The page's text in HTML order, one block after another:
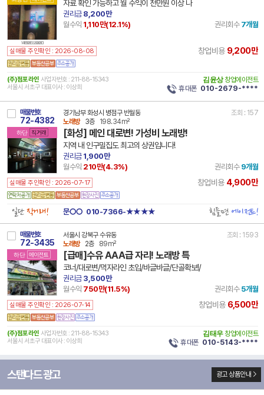
14 11650 8163 260808 101
자료 확인 가능하고 월 수익이 천만원 이상 나
권리금8,200만
월수익 1,110만(12.1%) 권리회수 7개월
실매물 주인확인 : 2026-08-08 창업비용 9,200만
(주)점포라인 사업자번호 : 211-88-15343
서울시 서초구 대표이사 : 이상희
김윤상 창업에이전트
휴대폰 010-2679-****
매물번호
72-4382
하단 직거래
경기남부 화성시 병점구 반월동
조회 : 157
노래방
3층 198.34m²
[화성] 메인 대로변! 가성비 노래방!
지역 내 인구밀집도 최고의 상권입니다!
권리금1,900만
월수익 210만(4.3%) 권리회수 9개월
실매물 주인확인 : 2026-07-17 창업비용 4,900만
일단직거래! 문○○ 010-7366-★★★★ 힘들면에이전트!
매물번호
72-3435
하단 에이전트
서울시 강북구 수유동
조회 : 1593
노래방
2층 89m²
[급매]수유 AAA급 자리! 노래방 특
코너/대로변/먹자라인 초입/바글바글/단골확보!/
권리금3,500만
월수익 750만(11.5%) 권리회수 5개월
실매물 주인확인 : 2026-07-14 창업비용 6,500만
(주)점포라인 사업자번호 : 211-88-15343
서울시 서초구 대표이사 : 이상희
김태우 창업에이전트
휴대폰 010-5143-****
스탠다드 광고 광고 상품안내